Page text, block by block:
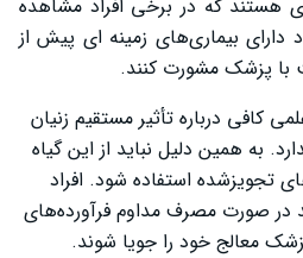
هستند که در برخی افراد مشاهده
دارای بیماری‌های زمینه‌ ای پیش از
با پزشک مشورت کنند.
کافی درباره تأثیر مستقیم زنیان
به همین دلیل نباید از این گیاه
تجویزشده استفاده شود. افراد
در صورت مصرف مداوم فرآورده‌های
معالج خود را جویا شوند.